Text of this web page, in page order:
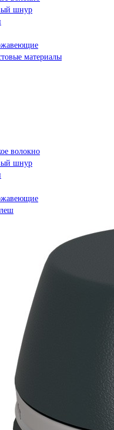
шнур
материалы
волокно
шнур